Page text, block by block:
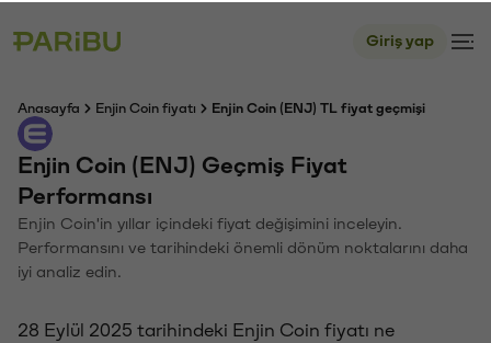
Giriş yap
Anasayfa Enjin Coin fiyatı Enjin Coin (ENJ) TL fiyat geçmişi
Enjin Coin (ENJ) Geçmiş Fiyat
Performansı
Enjin Coin'in yıllar içindeki fiyat değişimini inceleyin.
Performansını ve tarihindeki önemli dönüm noktalarını daha
iyi analiz edin.
28 Eylül 2025 tarihindeki Enjin Coin fiyatı ne